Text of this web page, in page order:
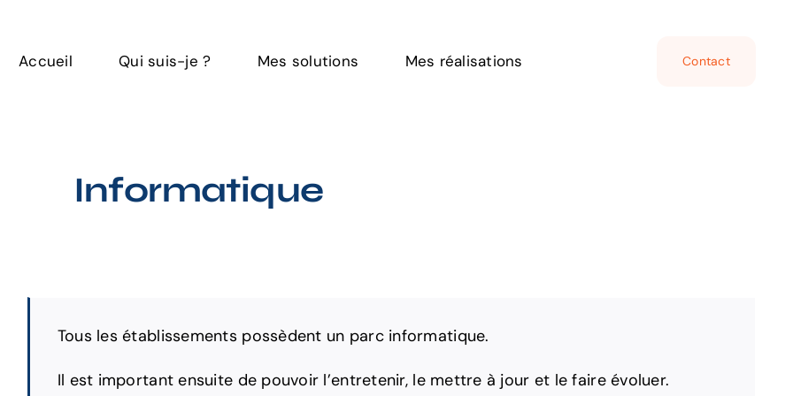
Accueil Qui suis-je ? Mes solutions Mes réalisations Contact
Informatique
Tous les établissements possèdent un parc informatique.
Il est important ensuite de pouvoir l’entretenir, le mettre à jour et le faire évoluer.